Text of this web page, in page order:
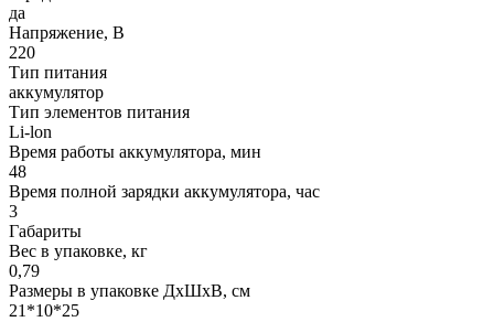
да
Напряжение, В
220
Тип питания
аккумулятор
Тип элементов питания
Li-lon
Время работы аккумулятора, мин
48
Время полной зарядки аккумулятора, час
3
Габариты
Вес в упаковке, кг
0,79
Размеры в упаковке ДxШxВ, см
21*10*25